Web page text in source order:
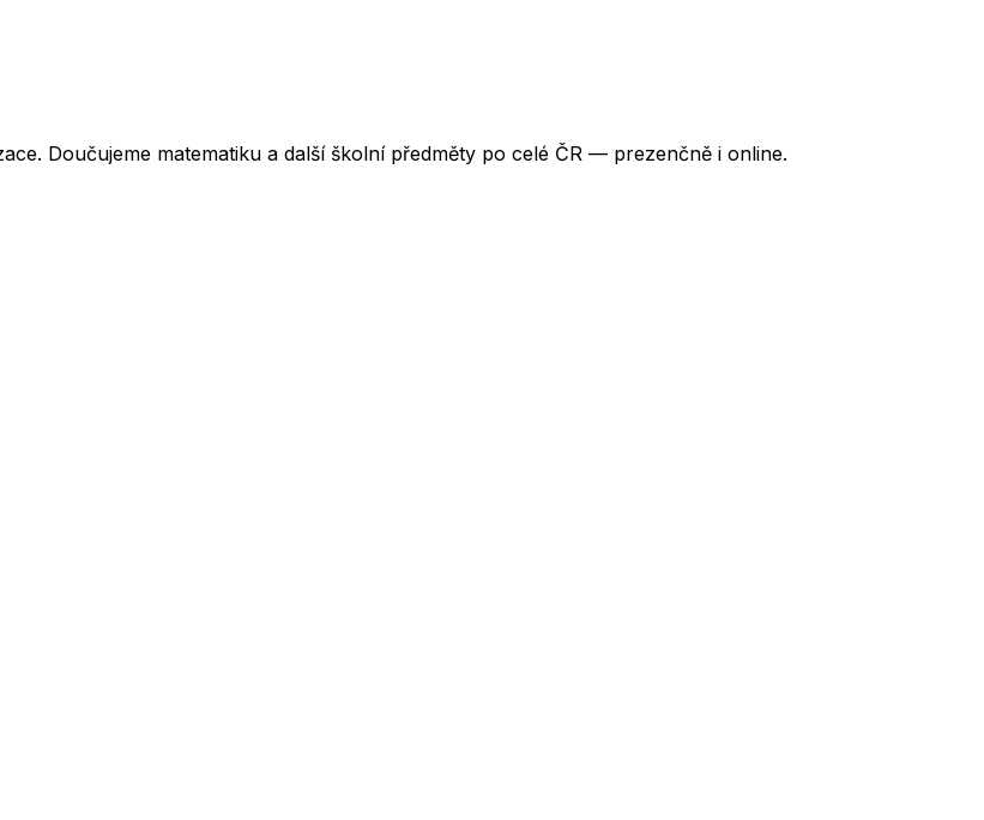
Doučujeme matematiku a další školní předměty po celé ČR — prezenčně i online.